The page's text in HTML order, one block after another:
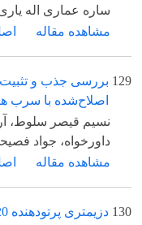
ساره عماری اله
مشاهده مقاله
129 بررسی جذب و تثبیت
اصلاح‌شده با سرب
نسیم قیصر سلوط،
داورخواه، جواد
مشاهده مقاله
130 دزیمتری پرتودهنده 220- GC با استفاده از ژل فریک